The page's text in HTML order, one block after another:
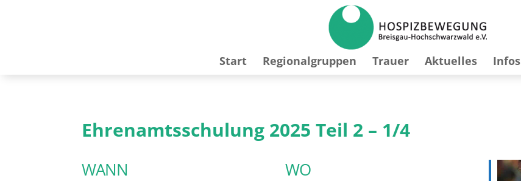
Start Regionalgruppen Trauer Aktuelles Infos
Ehrenamtsschulung 2025 Teil 2 – 1/4
WANN WO